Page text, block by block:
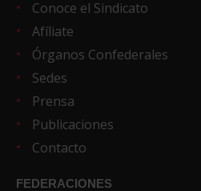
Conoce el Sindicato
Afíliate
Órganos Confederales
Sedes
Prensa
Publicaciones
Contacto
FEDERACIONES